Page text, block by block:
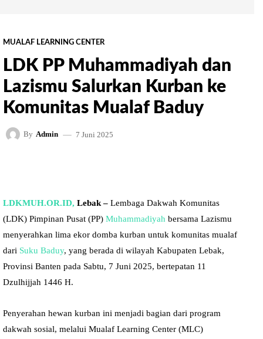
MUALAF LEARNING CENTER
LDK PP Muhammadiyah dan
Lazismu Salurkan Kurban ke
Komunitas Mualaf Baduy
By Admin 7 Juni 2025
LDKMUH.OR.ID, Lebak – Lembaga Dakwah Komunitas
(LDK) Pimpinan Pusat (PP) Muhammadiyah bersama Lazismu
menyerahkan lima ekor domba kurban untuk komunitas mualaf
dari Suku Baduy, yang berada di wilayah Kabupaten Lebak,
Provinsi Banten pada Sabtu, 7 Juni 2025, bertepatan 11
Dzulhijjah 1446 H.
Penyerahan hewan kurban ini menjadi bagian dari program
dakwah sosial, melalui Mualaf Learning Center (MLC)